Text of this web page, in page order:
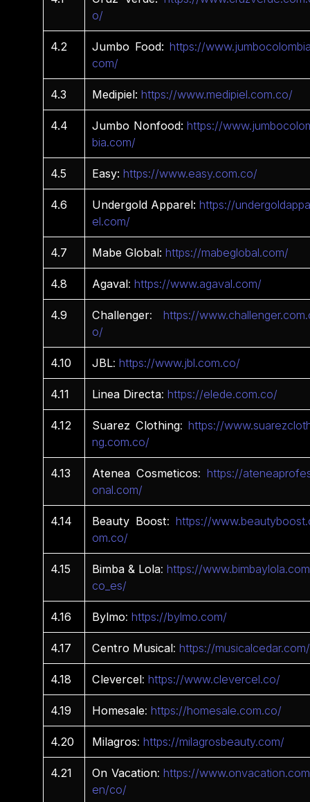
o/
4.2 Jumbo Food: https://
com/
4.3 Medipiel: https://www.medipiel.com.co/
4.4 Jumbo Nonfood: https://
bia.com/
4.5 Easy: https://www.easy.com.co/
4.6 Undergold Apparel: https://
el.com/
4.7 Mabe Global: https://mabeglobal.com/
4.8 Agaval:https://www.agaval.com/
4.9 Challenger:https://
o/
4.10 JBL:https://www.jbl.com.co/
4.11 Linea Directa:https://elede.com.co/
4.12 Suarez Clothing:https://
ng.com.co/
4.13 Atenea Cosmeticos:https://
onal.com/
4.14 Beauty Boost:https://
om.co/
4.15 Bimba & Lola:https://
co_es/
4.16 Bylmo:https://bylmo.com/
4.17 Centro Musical:https://musicalcedar.com/
4.18 Clevercel:https://www.clevercel.co/
4.19 Homesale:https://homesale.com.co/
4.20 Milagros:https://milagrosbeauty.com/
4.21 On Vacation:https://
en/co/